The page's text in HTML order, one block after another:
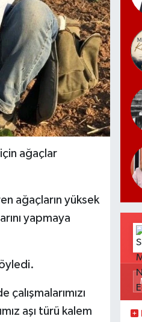
ağaçlar
ağaçların yüksek
yapmaya
aşı türü kalem